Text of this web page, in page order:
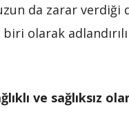
da zarar verdiği
olarak
ve sağlıksız